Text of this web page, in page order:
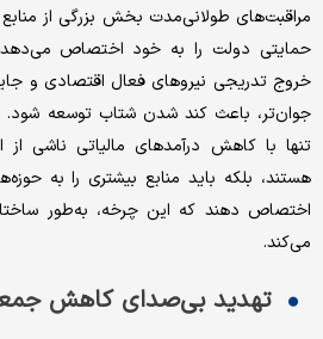
مراقبت‌های طولانی‌مدت بخش بزرگی از
حمایتی دولت را به خود اختصاص
خروج تدریجی نیروهای فعال اقتصادی و
جوان‌تر، باعث کند شدن شتاب توسعه شود.
تنها با کاهش درآمدهای مالیاتی ناشی از
هستند، بلکه باید منابع بیشتری را به
اختصاص دهند که این چرخه، به‌طور
می‌کند.
تهدید بی‌صدای کاهش